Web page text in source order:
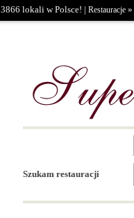
3866 lokali w Polsce! | Restauracje »
Szukam restauracji